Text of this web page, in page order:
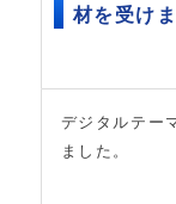
材を受けま
デジタルテー
ました。